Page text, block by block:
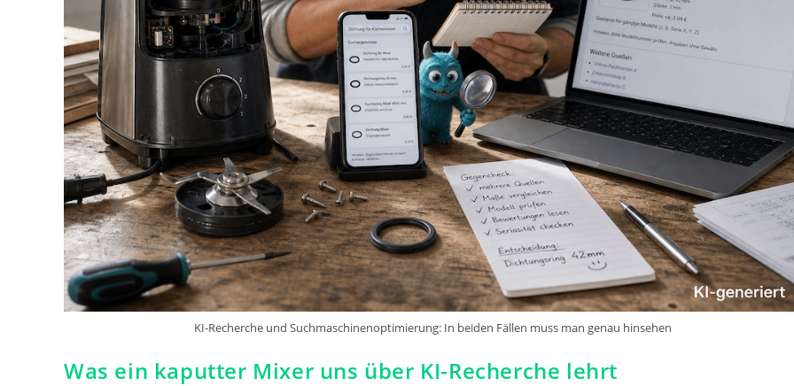
KI-Recherche und Suchmaschinenoptimierung: In beiden Fällen muss man genau hinsehen
Was ein kaputter Mixer uns über KI-Recherche lehrt